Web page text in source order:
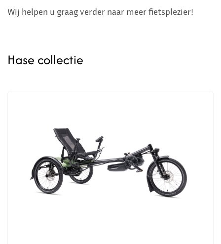
Wij helpen u graag verder naar meer fietsplezier!
Hase collectie